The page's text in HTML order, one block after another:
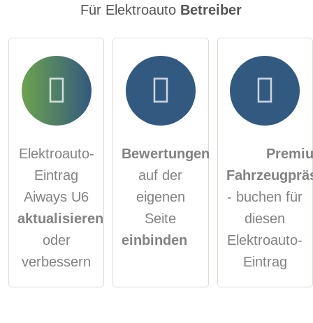
Für Elektroauto Betreiber
Elektroauto-
Eintrag
Aiways U6
aktualisieren
oder
verbessern
Bewertungen
auf der
eigenen
Seite
einbinden
- buchen für
diesen
Elektroauto-
Eintrag